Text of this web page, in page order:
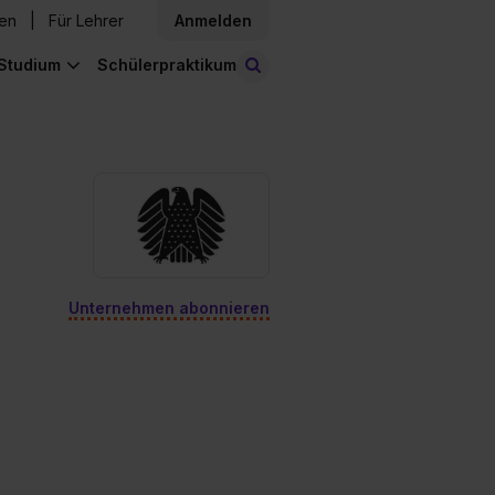
Für Lehrer Anmelden
Schülerpraktikum
Unternehmen abonnieren